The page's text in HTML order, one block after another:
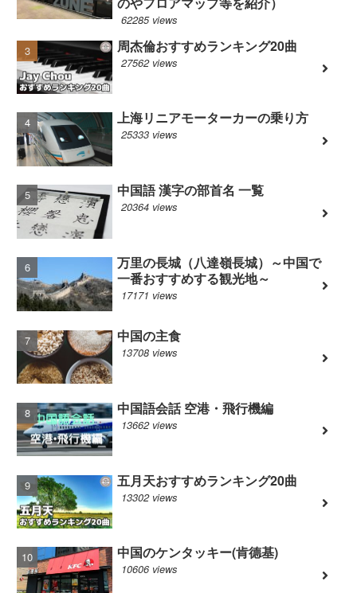
62285 views
周杰倫おすすめランキング20曲
27562 views
上海リニアモーターカーの乗り方
25333 views
中国語 漢字の部首名 一覧
20364 views
万里の長城（八達嶺長城）～中国で
一番おすすめする観光地～
17171 views
中国の主食
13708 views
中国語会話 空港・飛行機編
13662 views
五月天おすすめランキング20曲
13302 views
中国のケンタッキー(肯德基)
10606 views